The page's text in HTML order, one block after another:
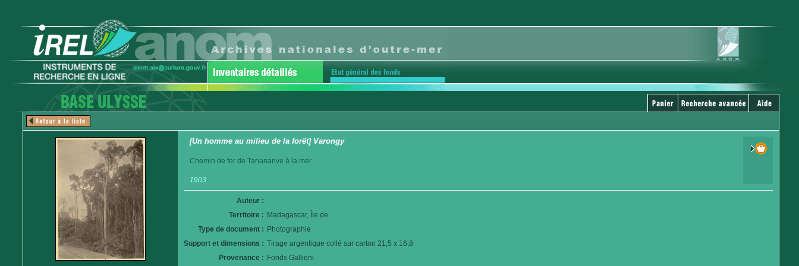
[Un homme au milieu de la forêt] Varongy
Chemin de fer de Tananarive à la mer
1903
Auteur :
Territoire : Madagascar, Île de
Type de document : Photographie
Support et dimensions : Tirage argentique collé sur carton 21,5 x 16,8
Provenance : Fonds Gallieni